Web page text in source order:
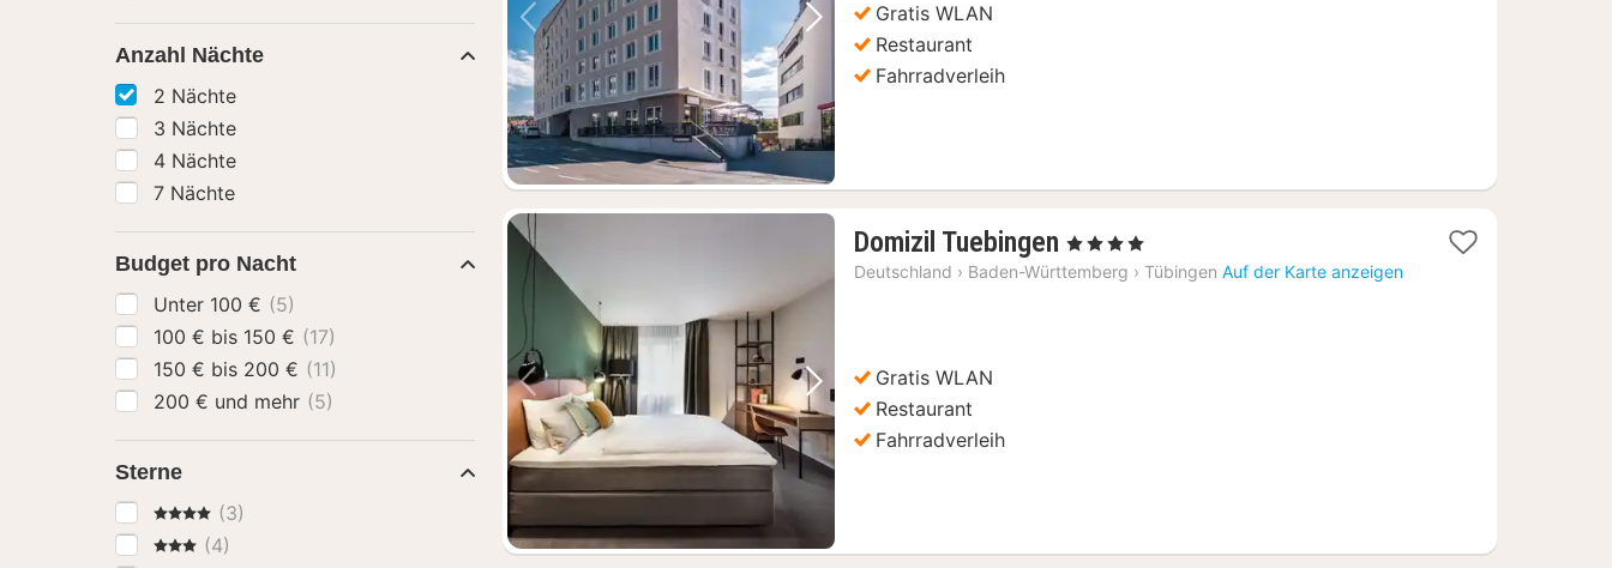
Vorheriges Bild Nächstes Bild
Gratis WLAN
Restaurant
Fahrradverleih
Vorheriges Bild Nächstes Bild
Domizil Tuebingen 2
Nächte
, 4 Sterne
Deutschland › Baden-Württemberg › Tübingen Auf der Karte anzeigen
Gratis WLAN
Restaurant
Fahrradverleih
Anzahl Nächte
2 Nächte
3 Nächte
4 Nächte
7 Nächte
Budget pro Nacht
Unter 100 € (5)
100 € bis 150 € (17)
150 € bis 200 € (11)
200 € und mehr (5)
Sterne
4 Sterne(3)
3 Sterne
(4)